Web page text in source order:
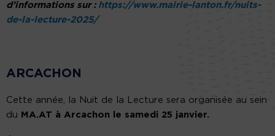
d’informations sur : https://www.mairie-lanton.fr/nuits-
de-la-lecture-2025/
ARCACHON
Cette année, la Nuit de la Lecture sera organisée au sein
du MA.AT à Arcachon le samedi 25 janvier.